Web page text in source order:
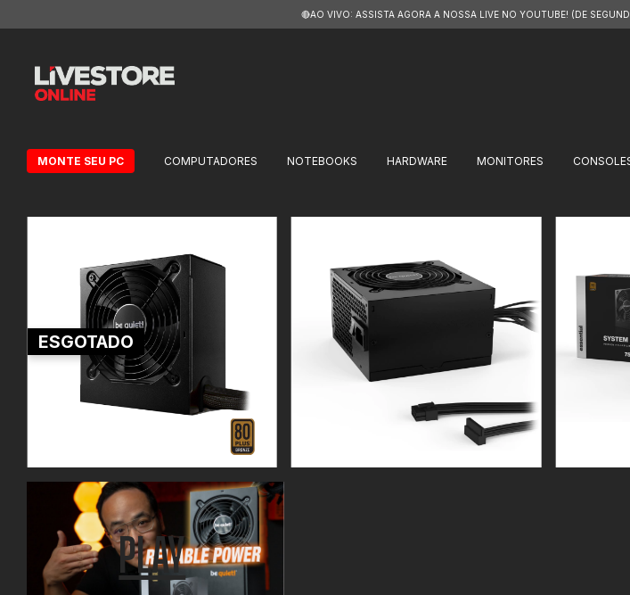
🔴AO VIVO: ASSISTA AGORA A NOSSA LIVE NO YOUTUBE! (DE
MONTE SEU PC COMPUTADORES NOTEBOOKS HARDWARE MONITORES
ESGOTADO
PLAY